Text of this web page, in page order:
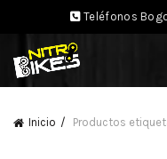
Teléfonos
Inicio Productos